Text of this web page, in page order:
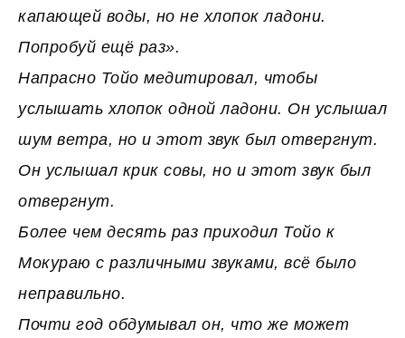
капающей воды, но не хлопок ладони.
Попробуй ещё раз».
Hапрасно Тойо медитировал, чтобы
услышать хлопок одной ладони. Он услышал
шум ветра, но и этот звук был отвергнут.
Он услышал крик совы, но и этот звук был
отвергнут.
Более чем десять раз приходил Тойо к
Мокураю с различными звуками, всё было
неправильно.
Почти год обдумывал он, что же может